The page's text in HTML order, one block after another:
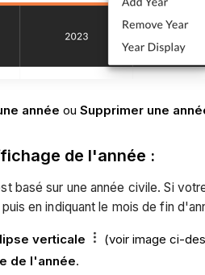
annéeouSupprimer une
de l'année :
basé sur une année civile. Si
en indiquant le mois de fin
verticale
(voir image ci-
de l'année.